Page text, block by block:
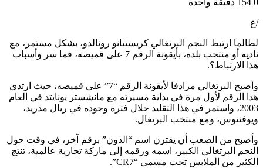
0
دقيقة واحدة
/ع
لطالما ارتبط النجم البرتغالي كريستيانو رونالدو، بشكل مستمر، مع
ناديه أو منتخب بلده، بأيقونة الرقم 7 على قميصه، فما سر وأسباب
هذا الارتباط؟.
وأصبح البرتغالي مرادفا لأيقونة الرقم “7” على قميصه، حيث ارتدى
هذا الرقم لأول مرة في بداية مسيرته مع مانشستر يونايتد في العام
2003، واستمر في هذا التقليد خلال فترة وجوده في ريال مدريد،
ويوفنتوس، ومع منتخب البرتغال.
وأصبح من الصعب أن يقترن اسم “الدون” برقم آخر، في وقت حول
النجم البرتغالي الكبير، اسمه ورقمه إلى ماركة تجارية عالمية، تنتج
الكثير من الملابس تحت مسمى “CR7”.